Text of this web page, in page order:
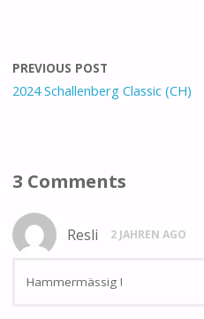
PREVIOUS POST
2024 Schallenberg Classic (CH)
3 Comments
Resli 2 JAHREN AGO
Hammermässig !